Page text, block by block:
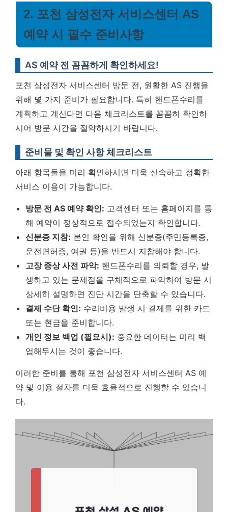
2. 포천 삼성전자 서비스센터 AS
예약 시 필수 준비사항
AS 예약 전 꼼꼼하게 확인하세요!
포천 삼성전자 서비스센터 방문 전, 원활한 AS 진행을
위해 몇 가지 준비가 필요합니다. 특히 핸드폰수리를
계획하고 계신다면 다음 체크리스트를 꼼꼼히 확인하
시어 방문 시간을 절약하시기 바랍니다.
준비물 및 확인 사항 체크리스트
아래 항목들을 미리 확인하시면 더욱 신속하고 정확한
서비스 이용이 가능합니다.
방문 전 AS 예약 확인: 고객센터 또는 홈페이지를 통
해 예약이 정상적으로 접수되었는지 확인합니다.
신분증 지참: 본인 확인을 위해 신분증(주민등록증,
운전면허증, 여권 등)을 반드시 지참해야 합니다.
고장 증상 사전 파악: 핸드폰수리를 의뢰할 경우, 발
생하고 있는 문제점을 구체적으로 파악하여 방문 시
상세히 설명하면 진단 시간을 단축할 수 있습니다.
결제 수단 확인: 수리비용 발생 시 결제를 위한 카드
또는 현금을 준비합니다.
개인 정보 백업 (필요시): 중요한 데이터는 미리 백
업해두시는 것이 좋습니다.
이러한 준비를 통해 포천 삼성전자 서비스센터 AS 예
약 및 이용 절차를 더욱 효율적으로 진행할 수 있습니
다.